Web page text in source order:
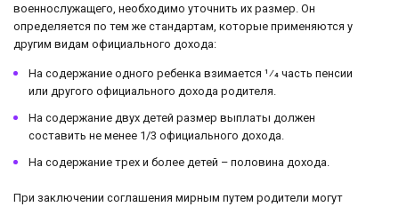
военнослужащего, необходимо уточнить их размер. Он
определяется по тем же стандартам, которые применяются у
другим видам официального дохода:
На содержание одного ребенка взимается 1⁄4 часть пенсии
или другого официального дохода родителя.
На содержание двух детей размер выплаты должен
составить не менее 1/3 официального дохода.
На содержание трех и более детей – половина дохода.
При заключении соглашения мирным путем родители могут